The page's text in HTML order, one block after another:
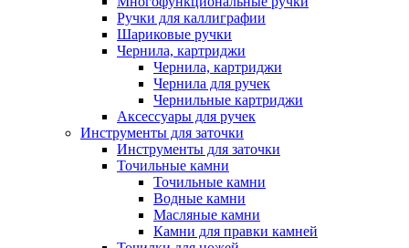
Ручки для каллиграфии
Шариковые ручки
Чернила, картриджи
Чернила, картриджи
Чернила для ручек
Чернильные картриджи
Аксессуары для ручек
Инструменты для заточки
Инструменты для заточки
Точильные камни
Точильные камни
Водные камни
Масляные камни
Камни для правки камней